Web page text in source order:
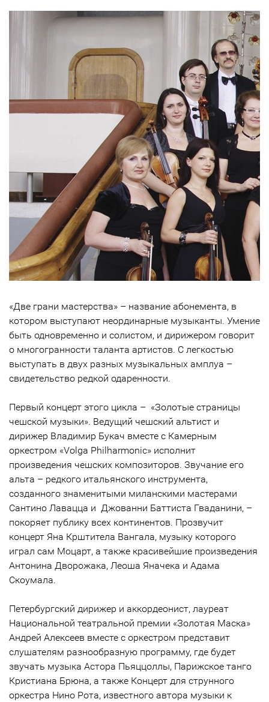
«Две грани мастерства» – название абонемента, в
котором выступают неординарные музыканты. Умение
быть одновременно и солистом, и дирижером говорит
о многогранности таланта артистов. С легкостью
выступать в двух разных музыкальных амплуа –
свидетельство редкой одаренности.
Первый концерт этого цикла – «Золотые страницы
чешской музыки». Ведущий чешский альтист и
дирижер Владимир Букач вместе с Камерным
оркестром «Volga Philharmonic» исполнит
произведения чешских композиторов. Звучание его
альта – редкого итальянского инструмента,
созданного знаменитыми миланскими мастерами
Сантино Лавацца и Джованни Баттиста Гваданини, –
покоряет публику всех континентов. Прозвучит
концерт Яна Крштитела Вангала, музыку которого
играл сам Моцарт, а также красивейшие произведения
Антонина Дворожака, Леоша Яначека и Адама
Скоумала.
Петербургский дирижер и аккордеонист, лауреат
Национальной театральной премии «Золотая Маска»
Андрей Алексеев вместе с оркестром представит
слушателям разнообразную программу, где будет
звучать музыка Астора Пьяццоллы, Парижское танго
Кристиана Брюна, а также Концерт для струнного
оркестра Нино Рота, известного автора музыки к